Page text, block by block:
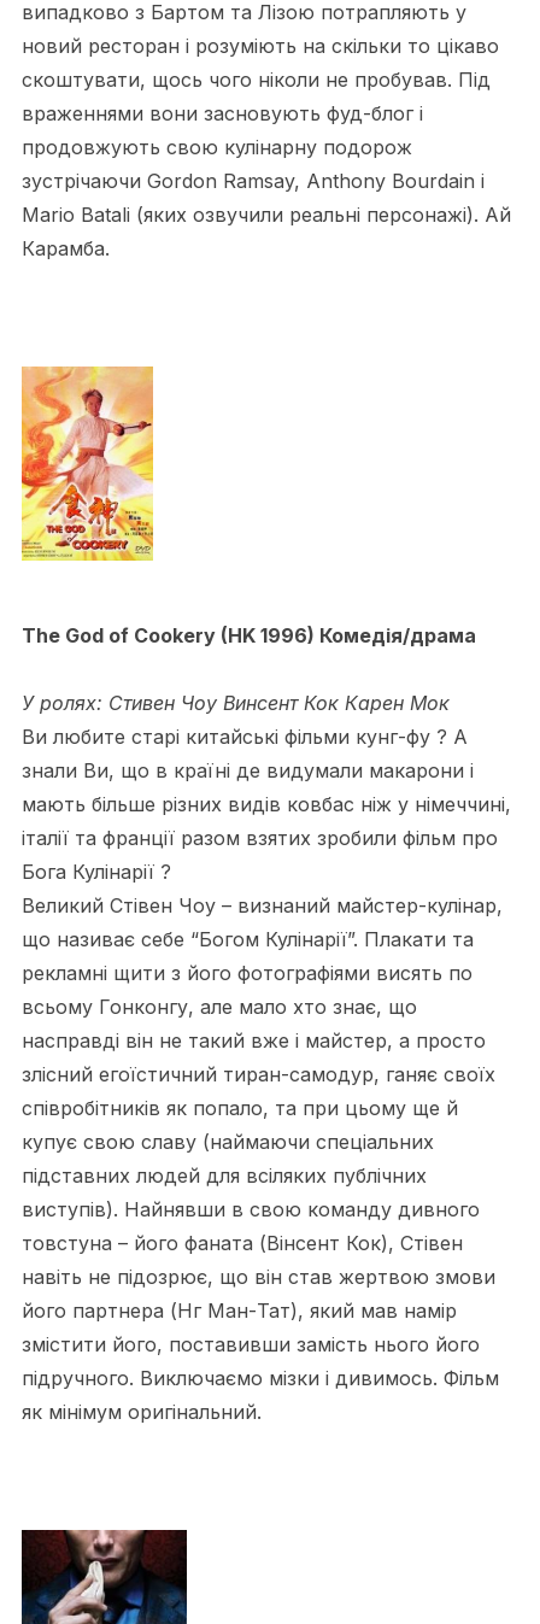
випадково з Бартом та Лізою потрапляють у
новий ресторан і розуміють на скільки то цікаво
скоштувати, щось чого ніколи не пробував. Під
враженнями вони засновують фуд-блог і
продовжують свою кулінарну подорож
зустрічаючи Gordon Ramsay, Anthony Bourdain і
Mario Batali (яких озвучили реальні персонажі). Ай
Карамба.
The God of Cookery (HK 1996) Комедія/драма
У ролях: Стивен Чоу Винсент Кок Карен Мок
Ви любите старі китайські фільми кунг-фу ? А
знали Ви, що в країні де видумали макарони і
мають більше різних видів ковбас ніж у німеччині,
італії та франції разом взятих зробили фільм про
Бога Кулінарії ?
Великий Стівен Чоу – визнаний майстер-кулінар,
що називає себе “Богом Кулінарії”. Плакати та
рекламні щити з його фотографіями висять по
всьому Гонконгу, але мало хто знає, що
насправді він не такий вже і майстер, а просто
злісний егоїстичний тиран-самодур, ганяє своїх
співробітників як попало, та при цьому ще й
купує свою славу (наймаючи спеціальних
підставних людей для всіляких публічних
виступів). Найнявши в свою команду дивного
товстуна – його фаната (Вінсент Кок), Стівен
навіть не підозрює, що він став жертвою змови
його партнера (Нг Ман-Тат), який мав намір
змістити його, поставивши замість нього його
підручного. Виключаємо мізки і дивимось. Фільм
як мінімум оригінальний.